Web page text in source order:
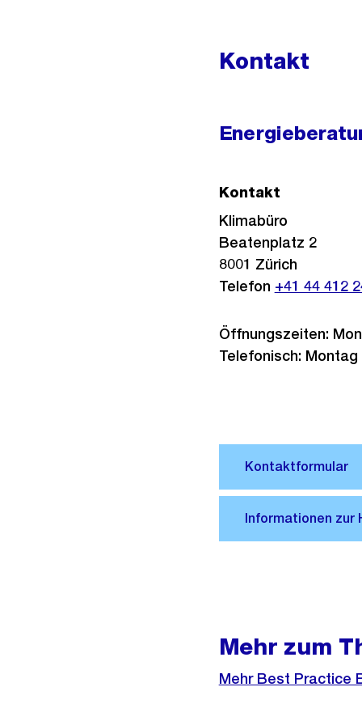
Kontakt
Öffnungszeiten:
Telefonisch: Montag
Kontakt
Klimabüro
Beatenplatz 2
8001 Zürich
Telefon +41 44 412
Mehr zum
Mehr Best Practice